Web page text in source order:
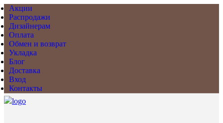
Акции
Распродажи
Дизайнерам
Оплата
Обмен и возврат
Укладка
Блог
Доставка
Вход
Контакты